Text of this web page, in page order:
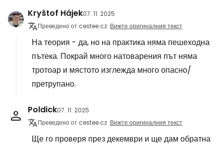
Kryštof Hájek07. 11. 2025
Преведено от cestee.cz Вижте оригиналния текст
На теория - да, но на практика няма пешеходна
пътека. Покрай много натоварения път няма
тротоар и мястото изглежда много опасно/
претрупано.
Poldick07. 11. 2025
Преведено от cestee.cz Вижте оригиналния текст
Ще го проверя през декември и ще дам обратна